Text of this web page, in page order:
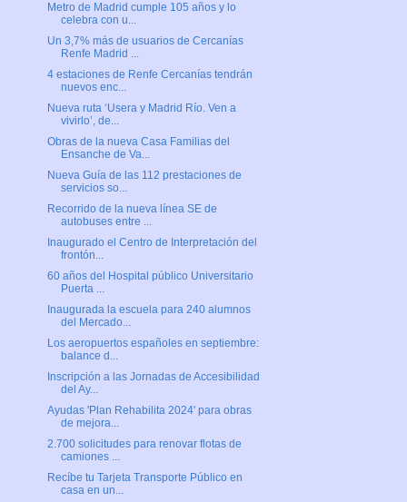
Metro de Madrid cumple 105 años y lo
celebra con u...
Un 3,7% más de usuarios de Cercanías
Renfe Madrid ...
4 estaciones de Renfe Cercanías tendrán
nuevos enc...
Nueva ruta ‘Usera y Madrid Río. Ven a
vivirlo’, de...
Obras de la nueva Casa Familias del
Ensanche de Va...
Nueva Guía de las 112 prestaciones de
servicios so...
Recorrido de la nueva línea SE de
autobuses entre ...
Inaugurado el Centro de Interpretación del
frontón...
60 años del Hospital público Universitario
Puerta ...
Inaugurada la escuela para 240 alumnos
del Mercado...
Los aeropuertos españoles en septiembre:
balance d...
Inscripción a las Jornadas de Accesibilidad
del Ay...
Ayudas 'Plan Rehabilita 2024' para obras
de mejora...
2.700 solicitudes para renovar flotas de
camiones ...
Recíbe tu Tarjeta Transporte Público en
casa en un...